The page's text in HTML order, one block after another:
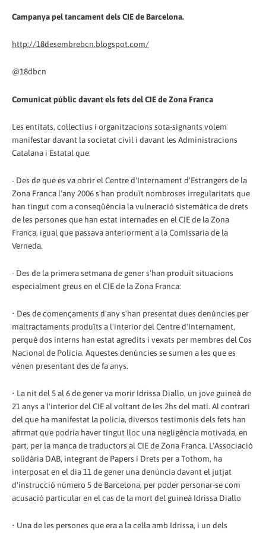
Campanya pel tancament dels CIE de Barcelona.
http://18desembrebcn.blogspot.com/
@18dbcn
Comunicat públic davant els fets del CIE de Zona Franca
Les entitats, col·lectius i organitzacions sota-signants volem
manifestar davant la societat civil i davant les Administracions
Catalana i Estatal que:
- Des de que es va obrir el Centre d'Internament d'Estrangers de la
Zona Franca l'any 2006 s'han produït nombroses irregularitats que
han tingut com a conseqüència la vulneració sistemàtica de drets
de les persones que han estat internades en el CIE de la Zona
Franca, igual que passava anteriorment a la Comissaria de la
Verneda.
- Des de la primera setmana de gener s'han produït situacions
especialment greus en el CIE de la Zona Franca:
• Des de començaments d'any s'han presentat dues denúncies per
maltractaments produïts a l'interior del Centre d'Internament,
perquè dos interns han estat agredits i vexats per membres del Cos
Nacional de Policia. Aquestes denúncies se sumen a les que es
vénen presentant des de fa anys.
• La nit del 5 al 6 de gener va morir Idrissa Diallo, un jove guineà de
21 anys a l'interior del CIE al voltant de les 2hs del matí. Al contrari
del que ha manifestat la policia, diversos testimonis dels fets han
afirmat que podria haver tingut lloc una negligència motivada, en
part, per la manca de traductors al CIE de Zona Franca. L'Associació
solidària DAB, integrant de Papers i Drets per a Tothom, ha
interposat en el dia 11 de gener una denúncia davant el jutjat
d'instrucció número 5 de Barcelona, per poder personar-se com
acusació particular en el cas de la mort del guineà Idrissa Diallo
• Una de les persones que era a la cel·la amb Idrissa, i un dels